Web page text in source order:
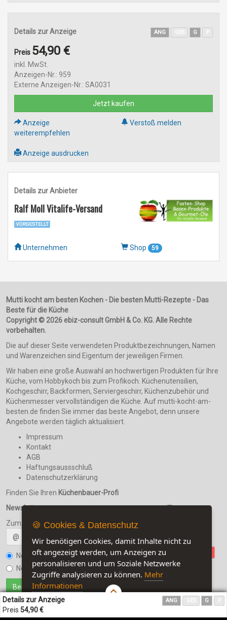
Details zur Anzeige ANG G
Preis 54,90 €
inkl. MwSt.
Anzeigen-Nr.: 959
Externe Anzeigen-Nr.: SA0031
Jetzt kaufen
Anzeige
weiterempfehlen
Verstoß melden
Anzeige ausdrucken
Details zur Anbieter
Ralf Moll Vitalife-Versand
Unternehmen Shop 59
Details zur Anzeige ANG G
Preis 54,90 €
Mutti kocht am besten Kochen - Die besten Mutti-Rezepte - Das
Beste für die Küche
Copyright © 2026 ebiz-consult GmbH & Co. KG. Alle Rechte
vorbehalten.
Die auf dieser Seite verwendeten Produktbezeichnungen, Namen
und Warenzeichen sind Eigentum der jeweiligen Firmen.
Wir haben eine große Auswahl an hochwertigen Produkten für Ihre
Küche, vom Hobbykoch bis zum Profikoch. Küchenutensilien,
Kochgeschirr, Backformen, Serviergeschirr, Küchenzubehör und
Küchenmesser vervollständigen die Küche. Auf mutti-kocht-am-
besten.de finden Sie immer das beste Angebot, denn unsere
Angebote werden täglich aktualisiert.
Impressum
Kontakt
AGB
Haftungsaussschluß
Datenschutzerklärung
Finden Sie Ihren Küchenbauer-Profi
Newsletter
Zum Newsletter anmelden
@
Newsletter bestellen
Newsletter kündigen
🍪 Cookies & Datenschutz
Wir benötigen Cookies, damit Inhalte nicht zu
oft angezeigt werden, um Anzeigen zu
personalisieren und um Soziale Netzwerke
Zugriffe analysieren zu können. Mehr
Informationen
Customise Cookies